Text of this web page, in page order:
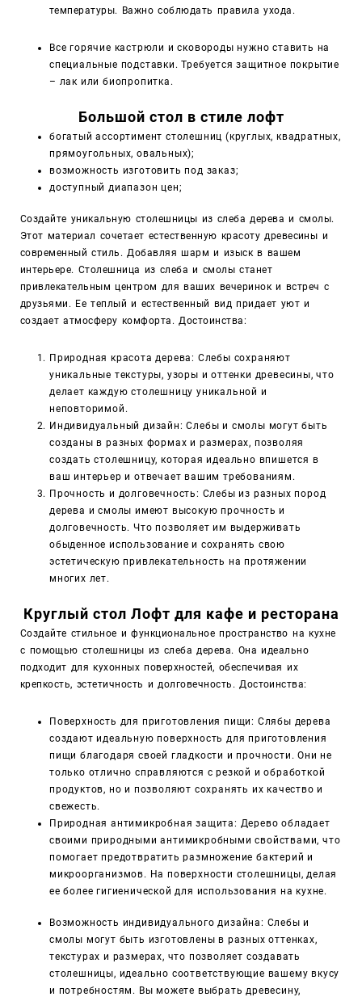
температуры. Важно соблюдать правила ухода.
Все горячие кастрюли и сковороды нужно ставить на
специальные подставки. Требуется защитное покрытие
– лак или биопропитка.
Большой стол в стиле лофт
богатый ассортимент столешниц (круглых, квадратных,
прямоугольных, овальных);
возможность изготовить под заказ;
доступный диапазон цен;
Создайте уникальную столешницы из слеба дерева и смолы.
Этот материал сочетает естественную красоту древесины и
современный стиль. Добавляя шарм и изыск в вашем
интерьере. Столешница из слеба и смолы станет
привлекательным центром для ваших вечеринок и встреч с
друзьями. Ее теплый и естественный вид придает уют и
создает атмосферу комфорта. Достоинства:
Природная красота дерева: Слебы сохраняют
уникальные текстуры, узоры и оттенки древесины, что
делает каждую столешницу уникальной и
неповторимой.
Индивидуальный дизайн: Слебы и смолы могут быть
созданы в разных формах и размерах, позволяя
создать столешницу, которая идеально впишется в
ваш интерьер и отвечает вашим требованиям.
Прочность и долговечность: Слебы из разных пород
дерева и смолы имеют высокую прочность и
долговечность. Что позволяет им выдерживать
обыденное использование и сохранять свою
эстетическую привлекательность на протяжении
многих лет.
Круглый стол Лофт для кафе и ресторана
Создайте стильное и функциональное пространство на кухне
с помощью столешницы из слеба дерева. Она идеально
подходит для кухонных поверхностей, обеспечивая их
крепкость, эстетичность и долговечность. Достоинства:
Поверхность для приготовления пищи: Слябы дерева
создают идеальную поверхность для приготовления
пищи благодаря своей гладкости и прочности. Они не
только отлично справляются с резкой и обработкой
продуктов, но и позволяют сохранять их качество и
свежесть.
Природная антимикробная защита: Дерево обладает
своими природными антимикробными свойствами, что
помогает предотвратить размножение бактерий и
микроорганизмов. На поверхности столешницы, делая
ее более гигиенической для использования на кухне.
Возможность индивидуального дизайна: Слебы и
смолы могут быть изготовлены в разных оттенках,
текстурах и размерах, что позволяет создавать
столешницы, идеально соответствующие вашему вкусу
и потребностям. Вы можете выбрать древесину,